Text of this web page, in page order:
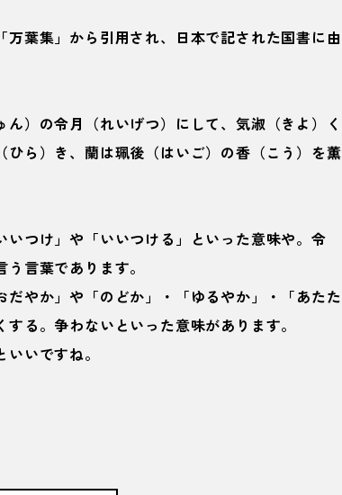
葉集」から引用され、日本で記された国書に由
）の令月（れいげつ）にして、気淑（きよ）く
ら）き、蘭は珮後（はいご）の香（こう）を薫
いつけ」や「いいつける」といった意味や。令
言葉であります。
だやか」や「のどか」・「ゆるやか」・「あたた
る。争わないといった意味があります。
いですね。